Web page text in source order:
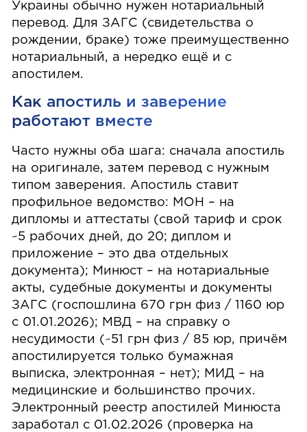
Украины обычно нужен нотариальный
перевод. Для ЗАГС (свидетельства о
рождении, браке) тоже преимущественно
нотариальный, а нередко ещё и с
апостилем.
Как апостиль и заверение
работают вместе
Часто нужны оба шага: сначала апостиль
на оригинале, затем перевод с нужным
типом заверения. Апостиль ставит
профильное ведомство: МОН – на
дипломы и аттестаты (свой тариф и срок
~5 рабочих дней, до 20; диплом и
приложение – это два отдельных
документа); Минюст – на нотариальные
акты, судебные документы и документы
ЗАГС (госпошлина 670 грн физ / 1160 юр
с 01.01.2026); МВД – на справку о
несудимости (~51 грн физ / 85 юр, причём
апостилируется только бумажная
выписка, электронная – нет); МИД – на
медицинские и большинство прочих.
Электронный реестр апостилей Минюста
заработал с 01.02.2026 (проверка на